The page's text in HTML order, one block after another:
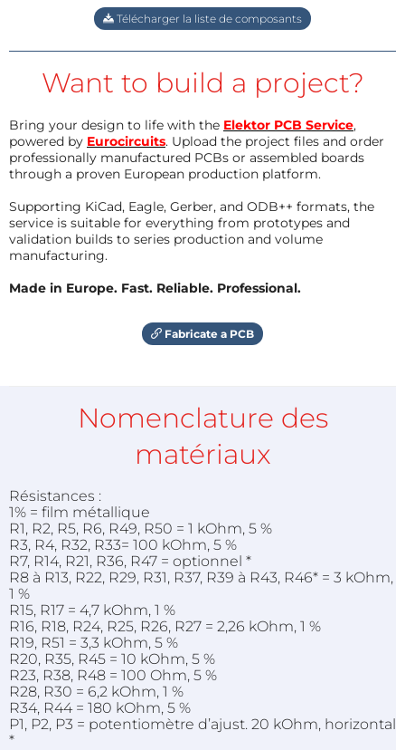
Télécharger la liste de composants
Want to build a project?
Bring your design to life with the Elektor PCB Service,
powered by Eurocircuits. Upload the project files and order
professionally manufactured PCBs or assembled boards
through a proven European production platform.
Supporting KiCad, Eagle, Gerber, and ODB++ formats, the
service is suitable for everything from prototypes and
validation builds to series production and volume
manufacturing.
Made in Europe. Fast. Reliable. Professional.
Fabricate a PCB
Nomenclature des
matériaux
Résistances :
1% = film métallique
R1, R2, R5, R6, R49, R50 = 1 kOhm, 5 %
R3, R4, R32, R33= 100 kOhm, 5 %
R7, R14, R21, R36, R47 = optionnel *
R8 à R13, R22, R29, R31, R37, R39 à R43, R46* = 3 kOhm,
1 %
R15, R17 = 4,7 kOhm, 1 %
R16, R18, R24, R25, R26, R27 = 2,26 kOhm, 1 %
R19, R51 = 3,3 kOhm, 5 %
R20, R35, R45 = 10 kOhm, 5 %
R23, R38, R48 = 100 Ohm, 5 %
R28, R30 = 6,2 kOhm, 1 %
R34, R44 = 180 kOhm, 5 %
P1, P2, P3 = potentiomètre d’ajust. 20 kOhm, horizontal
*